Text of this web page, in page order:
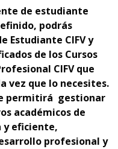
de estudiante
podrás
Estudiante CIFV y
de los Cursos
CIFV que
vez que lo necesites.
permitirá gestionar
académicos de
y eficiente,
profesional y